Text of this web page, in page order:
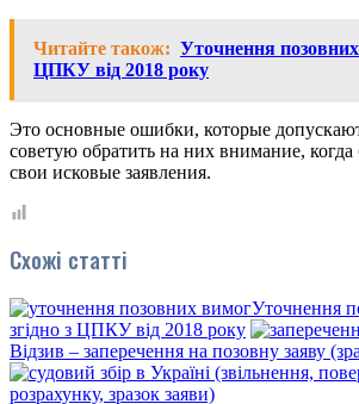
Читайте також: Уточнення позовних
ЦПКУ від 2018 року
Это основные ошибки, которые
советую обратить на них внимание, когда
свои исковые заявления.
Схожі статті
Уточнення
згідно з ЦПКУ від 2018 року
Відзив – заперечення на позовну заяву